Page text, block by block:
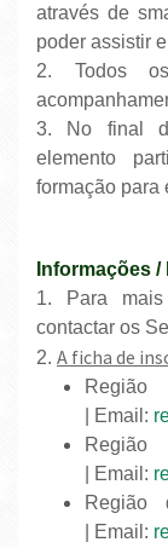
através de
poder assistir
2. Todos
3. No final
elemento
formação para
Informações
1. Para
contactar os
2. A ficha de
| Email:
| Email:
| Email: